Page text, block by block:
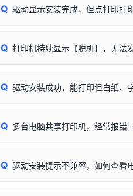
尝试更换一条带双磁环屏蔽的优
这是打印机行业普遍采用的**官方
为了提高开发和维护效率，官方只
📌 行业常见典型例子（它们共用
：HP Smart Tank 511、515
：Epson L4266、L4268、
Q 驱动显示安装完成，但点打印打
观察打印机指示灯： 🟢 绿灯常
进行简易复印测试（限一体机）
❌ 复印无反应/打印白纸 = 打印
Q 打印机持续显示【脱机】，无法
进入系统打印队列，点击顶部「
完整图文修复指导：打印机显示脱
Q 驱动安装成功，能打印但白纸、
机身自检或复印同样不正常：激
Q 多台电脑共享打印机，经常报错
✅ 建议首先自查：打印机本身是
Q 驱动安装提示不兼容，如何查看